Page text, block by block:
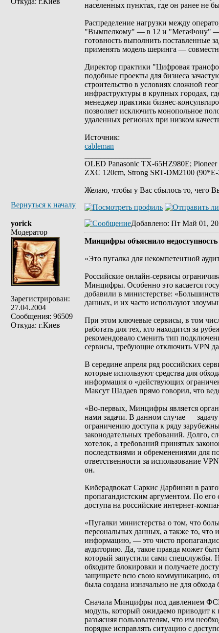
населенных пунктах, где он ранее не
Распределение нагрузки между
"Вымпелкому" — в 12 и "МегаФону" —
готовность выполнить поставленные
применять модель шеринга —
Директор практики "Цифровая
подобные проекты для бизнеса
строительство в условиях сложной
инфраструктуры в крупных городах,
менеджер практики бизнес-
позволяет исключить монопольное
удаленных регионах при низком
Источник:
cableman
OLED Panasonic TX-65HZ980E;
ZXC 120cm, Strong SRT-DM2100
Желаю, чтобы у Вас сбылось то, чего
Вернуться к началу
yorick
Модератор
Зарегистрирован:
27.04.2004
Сообщения: 96509
Откуда: г.Киев
Добавлено: Пт Май 01,
Минцифры объяснило недоступность
«Это пугалка для некомпетентной
Российские онлайн-сервисы
Минцифры. Особенно это касается
добавили в министерстве:
данных, и их часто используют
При этом ключевые сервисы, в том
работать для тех, кто находится за
рекомендовало сменить тип
сервисы, требующие отключить VPN
В середине апреля ряд российских
которые используют средства для
информация о «действующих
Максут Шадаев прямо говорил, что
«Во-первых, Минцифры является
нами задачи. В данном случае —
ограничению доступа к ряду
законодательных требований. Долго,
хотелок, а требований принятых
последствиями и обременениями для
ответственности за использование
он.
Киберадвокат Саркис Дарбинян в
пропагандистским аргументом. По его
доступа на российские интернет-
«Пугалки министерства о том, что
персональных данных, а также то, что
информацию, — это чисто
аудиторию. Да, такое правда может
который запустили сами спецслужбы.
обходите блокировки и получаете
защищаете всю свою коммуникацию,
была создана изначально не для
Сначала Минцифры под давлением
модуль, который ожидаемо приводит к
разъясняя пользователям, что им
порядке исправлять ситуацию с